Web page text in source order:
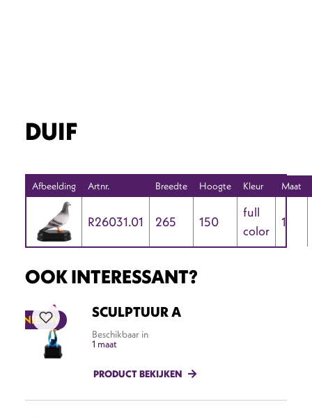
DUIF
Afbeelding Artnr. Breedte Hoogte Kleur Maat
R26031.01 265 150
full
color
1
OOK INTERESSANT?
NIEUW SCULPTUUR A
Beschikbaar in
1 maat
PRODUCT BEKIJKEN